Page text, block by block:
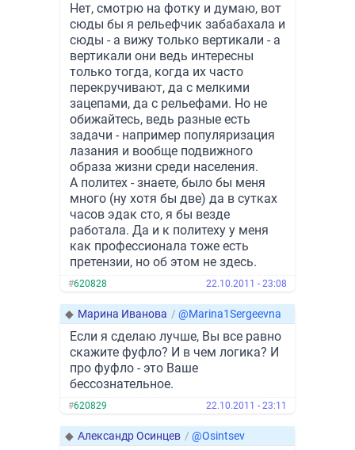
Нет, смотрю на фотку и думаю, вот
сюды бы я рельефчик забабахала и
сюды - а вижу только вертикали - а
вертикали они ведь интересны
только тогда, когда их часто
перекручивают, да с мелкими
зацепами, да с рельефами. Но не
обижайтесь, ведь разные есть
задачи - например популяризация
лазания и вообще подвижного
образа жизни среди населения.
А политех - знаете, было бы меня
много (ну хотя бы две) да в сутках
часов эдак сто, я бы везде
работала. Да и к политеху у меня
как профессионала тоже есть
претензии, но об этом не здесь.
#620828 22.10.2011 - 23:08
◆ Марина Иванова / @Marina1Sergeevna
Если я сделаю лучше, Вы все равно
скажите фуфло? И в чем логика? И
про фуфло - это Ваше
бессознательное.
#620829 22.10.2011 - 23:11
◆ Александр Осинцев / @Osintsev